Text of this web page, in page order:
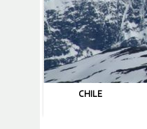
CHILE